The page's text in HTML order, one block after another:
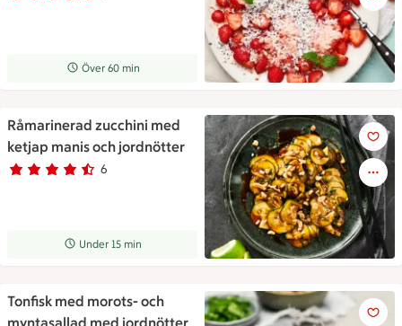
Receptet tar Över 60 min att tillaga
Över 60 min
Råmarinerad zucchini med
ketjap manis och jordnötter
Betyg 4.2 av 5. 6
6 personer har röstat
Receptet tar Under 15 min att tillaga
Under 15 min
Råmarinerad zucchini med
Tonfisk med morots- och
Tonfisk med morots- och